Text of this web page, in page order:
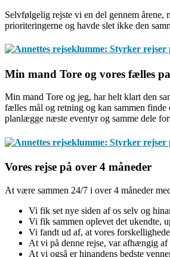
Selvfølgelig rejste vi en del gennem
prioriteringerne og havde slet ikke den
Min mand Tore og vores fælles
Min mand Tore og jeg, har helt klart den
fælles mål og retning og kan sammen
planlægge næste eventyr og samme dele
Vores rejse på over 4 måneder
At være sammen 24/7 i over 4 måneder
Vi fik set nye siden af os selv og
Vi fik sammen oplevet det ukendte,
Vi fandt ud af, at vores
At vi på denne rejse, var afhængig af
At vi også er hinandens bedste